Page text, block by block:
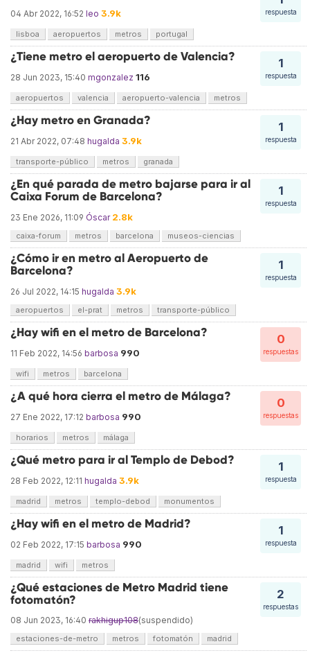
respuesta
04 Abr 2022, 16:52 leo 3.9k
lisboa aeropuertos metros portugal
1
respuesta
¿Tiene metro el aeropuerto de Valencia?
28 Jun 2023, 15:40 mgonzalez 116
aeropuertos valencia aeropuerto-valencia metros
1
respuesta
¿Hay metro en Granada?
21 Abr 2022, 07:48 hugalda 3.9k
transporte-público metros granada
1
respuesta
¿En qué parada de metro bajarse para ir al
Caixa Forum de Barcelona?
23 Ene 2026, 11:09 Óscar 2.8k
caixa-forum metros barcelona museos-ciencias
1
respuesta
¿Cómo ir en metro al Aeropuerto de
Barcelona?
26 Jul 2022, 14:15 hugalda 3.9k
aeropuertos el-prat metros transporte-público
0
respuestas
¿Hay wifi en el metro de Barcelona?
11 Feb 2022, 14:56 barbosa 990
wifi metros barcelona
0
respuestas
¿A qué hora cierra el metro de Málaga?
27 Ene 2022, 17:12 barbosa 990
horarios metros málaga
1
respuesta
¿Qué metro para ir al Templo de Debod?
28 Feb 2022, 12:11 hugalda 3.9k
madrid metros templo-debod monumentos
1
respuesta
¿Hay wifi en el metro de Madrid?
02 Feb 2022, 17:15 barbosa 990
madrid wifi metros
2
respuestas
¿Qué estaciones de Metro Madrid tiene
fotomatón?
08 Jun 2023, 16:40 rakhigup108(suspendido)
estaciones-de-metro metros fotomatón madrid